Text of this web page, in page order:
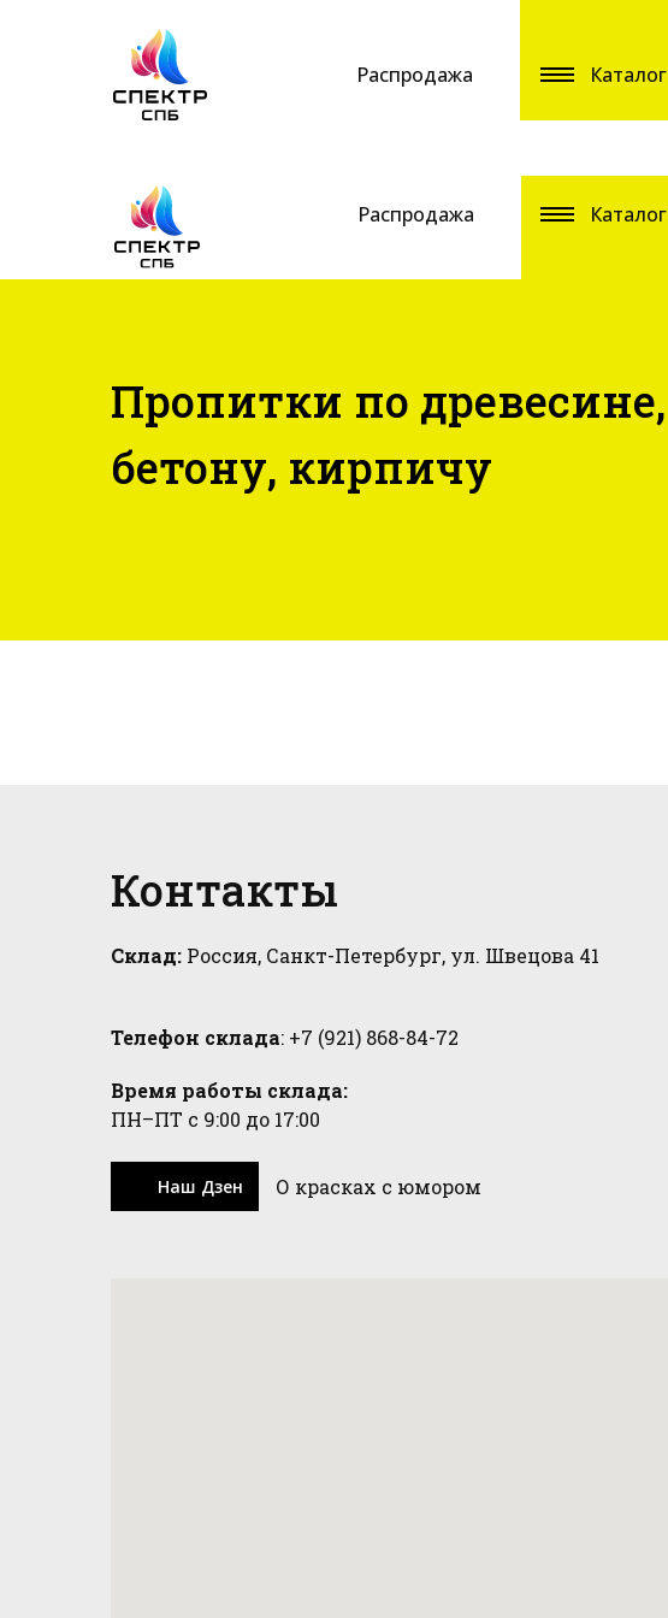
Каталог
Распродажа
Каталог
Распродажа
Пропитки по древесине,
бетону, кирпичу
Контакты
Склад: Россия, Санкт-Петербург, ул. Швецова 41
Телефон склада: +7 (921) 868-84-72
Время работы склада:
ПН–ПТ с 9:00 до 17:00
О красках с юмором
Наш Дзен